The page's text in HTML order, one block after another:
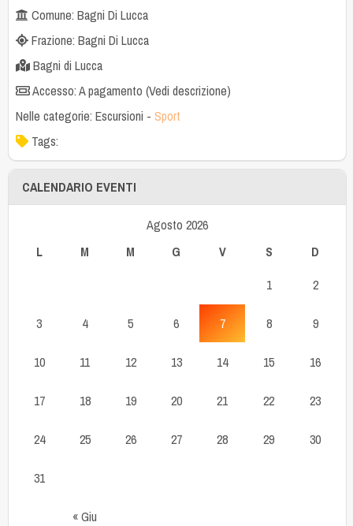
Comune: Bagni Di Lucca
Frazione: Bagni Di Lucca
Bagni di Lucca
Accesso: A pagamento (Vedi descrizione)
Nelle categorie: Escursioni - Sport
Tags:
CALENDARIO EVENTI
Agosto 2026
L
M M G V S D
« Giu
1 2
3 4 5 6 7 8 9
10 11 12 13 14 15 16
17 18 19 20 21 22 23
24 25 26 27 28 29 30
31